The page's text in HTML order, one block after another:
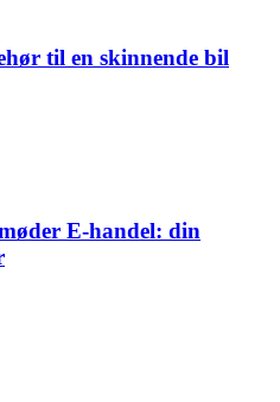
til en skinnende bil
E-handel: din